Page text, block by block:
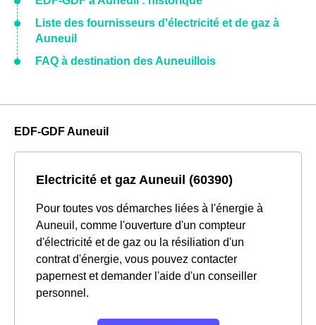
Liste des fournisseurs d'électricité et de gaz à
Auneuil
FAQ à destination des Auneuillois
EDF-GDF Auneuil
Electricité et gaz Auneuil (60390)
Pour toutes vos démarches liées à l'énergie à
Auneuil, comme l'ouverture d'un compteur
d'électricité et de gaz ou la résiliation d'un
contrat d'énergie, vous pouvez contacter
papernest et demander l'aide d'un conseiller
personnel.